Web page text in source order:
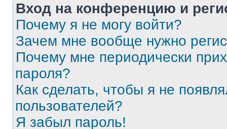
Вход на конференцию и
Почему я не могу войти?
Зачем мне вообще нужно
Почему мне периодически
пароля?
Как сделать, чтобы я не
пользователей?
Я забыл пароль!